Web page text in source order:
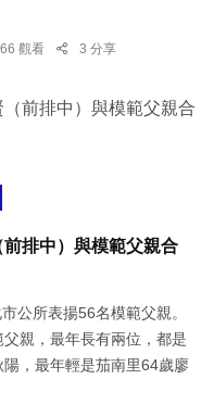
觀看 3 分享
排中）與模範父親合
公所表揚56名模範父親。
親，最年長有兩位，都是
，最年輕是茄南里64歲廖